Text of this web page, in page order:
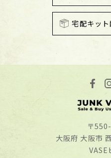
宅配キッ
〒
⼤阪府 ⼤阪市
VASE